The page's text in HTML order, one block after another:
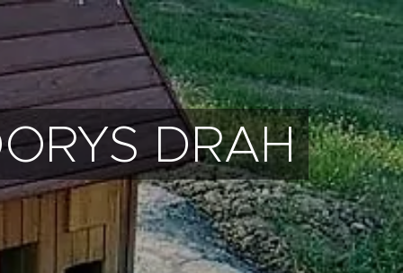
DRAH